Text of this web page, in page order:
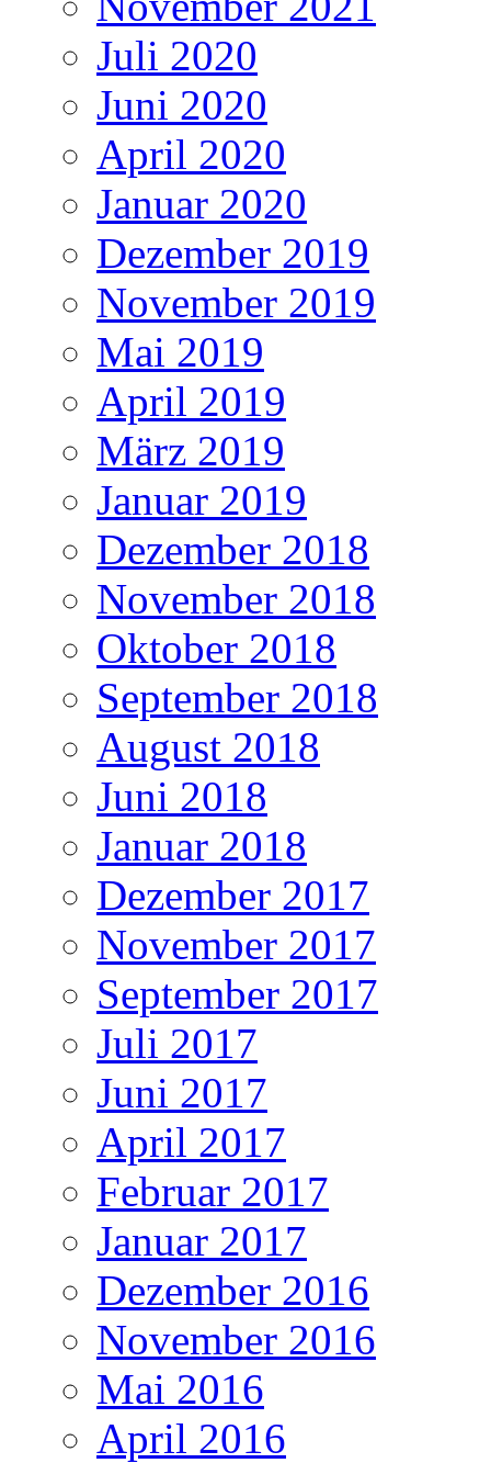
Juli 2020
Juni 2020
April 2020
Januar 2020
Dezember 2019
November 2019
Mai 2019
April 2019
März 2019
Januar 2019
Dezember 2018
November 2018
Oktober 2018
September 2018
August 2018
Juni 2018
Januar 2018
Dezember 2017
November 2017
September 2017
Juli 2017
Juni 2017
April 2017
Februar 2017
Januar 2017
Dezember 2016
November 2016
Mai 2016
April 2016